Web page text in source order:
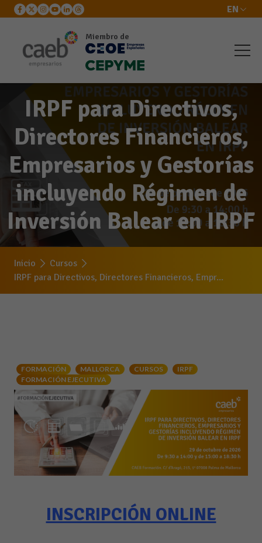
EN
Miembro de
IRPF para Directivos,
Directores Financieros,
Empresarios y Gestorías
incluyendo Régimen de
Inversión Balear en IRPF
Inicio
Cursos
IRPF para Directivos, Directores Financieros, Empr...
FORMACIÓN MALLORCA CURSOS
IRPF
FORMACIÓN EJECUTIVA
INSCRIPCIÓN ONLINE